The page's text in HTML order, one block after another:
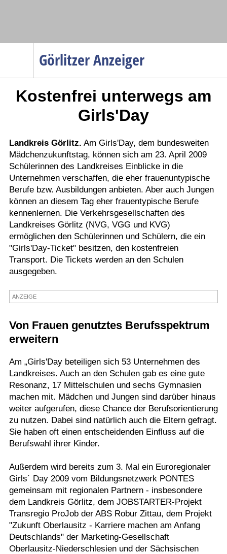
Görlitzer Anzeiger
Menüpunkte
Politik
Wirtschaft
Service
Verkehr
Gesundheit
Sport
Termine
Kostenlos
Kostenfrei unterwegs am
Girls'Day
Landkreis Görlitz. Am Girls'Day, dem bundesweiten
Mädchenzukunftstag, können sich am 23. April 2009
Schülerinnen des Landkreises Einblicke in die
Unternehmen verschaffen, die eher frauenuntypische
Berufe bzw. Ausbildungen anbieten. Aber auch Jungen
können an diesem Tag eher frauentypische Berufe
kennenlernen. Die Verkehrsgesellschaften des
Landkreises Görlitz (NVG, VGG und KVG)
ermöglichen den Schülerinnen und Schülern, die ein
"Girls'Day-Ticket" besitzen, den kostenfreien
Transport. Die Tickets werden an den Schulen
ausgegeben.
ANZEIGE
Von Frauen genutztes Berufsspektrum
erweitern
Am „Girls'Day beteiligen sich 53 Unternehmen des
Landkreises. Auch an den Schulen gab es eine gute
Resonanz, 17 Mittelschulen und sechs Gymnasien
machen mit. Mädchen und Jungen sind darüber hinaus
weiter aufgerufen, diese Chance der Berufsorientierung
zu nutzen. Dabei sind natürlich auch die Eltern gefragt.
Sie haben oft einen entscheidenden Einfluss auf die
Berufswahl ihrer Kinder.
Außerdem wird bereits zum 3. Mal ein Euroregionaler
Girls´ Day 2009 vom Bildungsnetzwerk PONTES
gemeinsam mit regionalen Partnern - insbesondere
dem Landkreis Görlitz, dem JOBSTARTER-Projekt
Transregio ProJob der ABS Robur Zittau, dem Projekt
"Zukunft Oberlausitz - Karriere machen am Anfang
Deutschlands" der Marketing-Gesellschaft
Oberlausitz-Niederschlesien und der Sächsischen